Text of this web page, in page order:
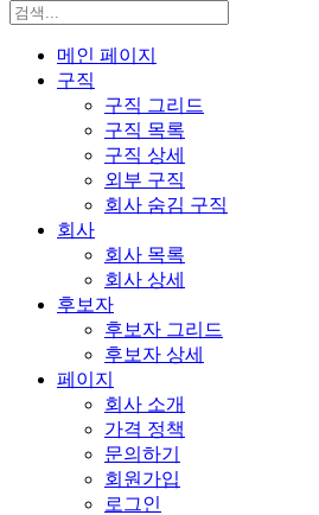
메인 페이지
구직
구직 그리드
구직 목록
구직 상세
외부 구직
회사 숨김 구직
회사
회사 목록
회사 상세
후보자
후보자 그리드
후보자 상세
페이지
회사 소개
가격 정책
문의하기
회원가입
로그인